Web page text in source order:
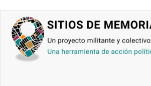
contenido
principal